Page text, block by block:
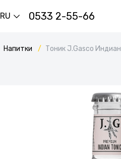
RU 0533 2-55-66
Напитки Тоник J.Gasco Индиан